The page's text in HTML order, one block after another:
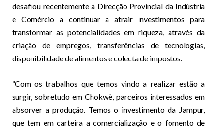
desafiou recentemente à Direcção Provincial da Indústria
e Comércio a continuar a atrair investimentos para
transformar as potencialidades em riqueza, através da
criação de empregos, transferências de tecnologias,
disponibilidade de alimentos e colecta de impostos.
“Com os trabalhos que temos vindo a realizar estão a
surgir, sobretudo em Chokwè, parceiros interessados em
absorver a produção. Temos o investimento da Jampur,
que tem em carteira a comercialização e o fomento de